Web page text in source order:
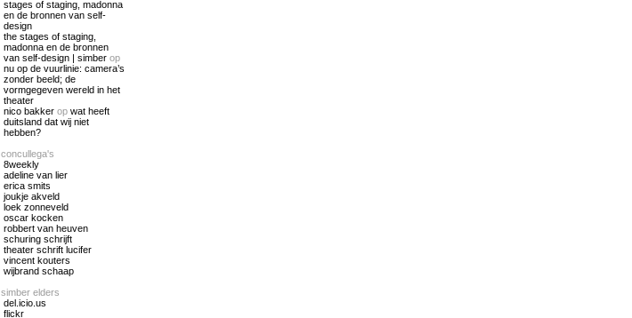
stages of staging, madonna
en de bronnen van self-
design
the stages of staging,
madonna en de bronnen
van self-design | simber op
nu op de vuurlinie: camera’s
zonder beeld; de
vormgegeven wereld in het
theater
nico bakker op wat heeft
duitsland dat wij niet
hebben?
concullega's
8weekly
adeline van lier
erica smits
joukje akveld
loek zonneveld
oscar kocken
robbert van heuven
schuring schrijft
theater schrift lucifer
vincent kouters
wijbrand schaap
simber elders
del.icio.us
flickr